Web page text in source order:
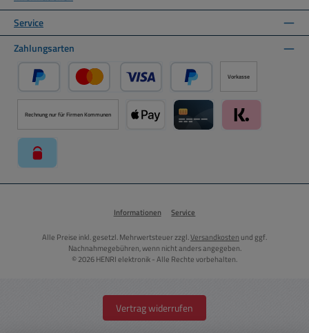
Service
Zahlungsarten
PayPal Kredit- oder Debitkarte über PayPal
Später Bezahlen über PayPal
Vorkasse
Rechnung nur für Firmen Kommunen
Informationen Service
Alle Preise inkl. gesetzl. Mehrwertsteuer zzgl.Versandkosten und ggf.
Nachnahmegebühren, wenn nicht anders angegeben.
© 2026 HENRI elektronik - Alle Rechte vorbehalten.
Vertrag widerrufen